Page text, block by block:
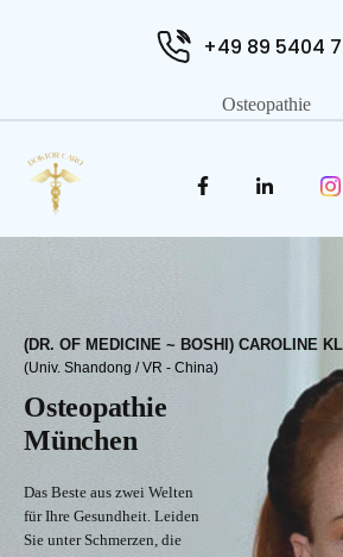
+49 89 5404
Osteopathie
(DR. OF MEDICINE ~ BOSHI) CAROLINE
(Univ. Shandong / VR - China)
Osteopathie
München
Das Beste aus zwei Welten
für Ihre Gesundheit. Leiden
Sie unter Schmerzen, die